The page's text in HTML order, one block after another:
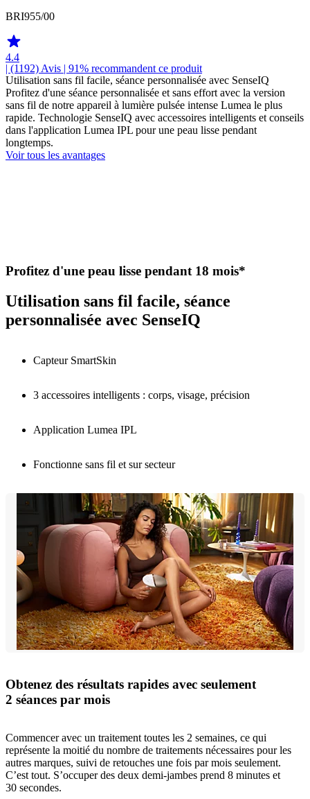
BRI955/00
4.4
| (1192) Avis | 91% recommandent ce produit
Utilisation sans fil facile, séance personnalisée avec SenseIQ
Profitez d'une séance personnalisée et sans effort avec la version
sans fil de notre appareil à lumière pulsée intense Lumea le plus
rapide. Technologie SenseIQ avec accessoires intelligents et conseils
dans l'application Lumea IPL pour une peau lisse pendant
longtemps.
Voir tous les avantages
Profitez d'une peau lisse pendant 18 mois*
Utilisation sans fil facile, séance
personnalisée avec SenseIQ
Capteur SmartSkin
3 accessoires intelligents : corps, visage, précision
Application Lumea IPL
Fonctionne sans fil et sur secteur
Obtenez des résultats rapides avec seulement
2 séances par mois
Commencer avec un traitement toutes les 2 semaines, ce qui
représente la moitié du nombre de traitements nécessaires pour les
autres marques, suivi de retouches une fois par mois seulement.
C’est tout. S’occuper des deux demi-jambes prend 8 minutes et
30 secondes.